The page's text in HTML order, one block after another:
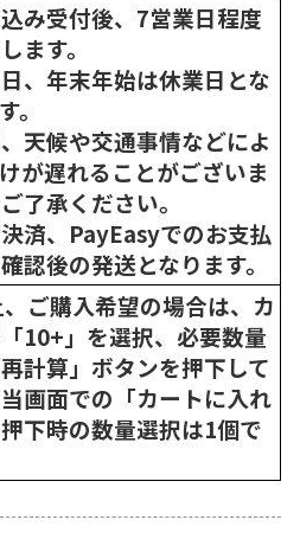
み受付後、7営業日程度
ます。
、年末年始は休業日とな
。
天候や交通事情などによ
が遅れることがございま
了承ください。
済、PayEasyでのお支払
認後の発送となります。
ご購入希望の場合は、カ
10+」を選択、必要数量
計算」ボタンを押下して
画面での「カートに入れ
下時の数量選択は1個で